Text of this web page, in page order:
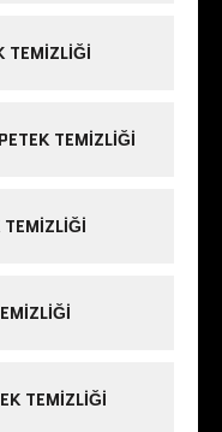
TEMIZLIĞI
TEMIZLIĞI
TEMIZLIĞI
TEMIZLIĞI